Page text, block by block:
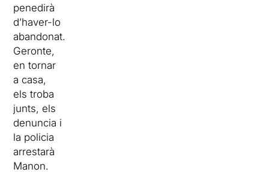
penedirà
d’haver-lo
abandonat.
Geronte,
en tornar
a casa,
els troba
junts, els
denuncia i
la policia
arrestarà
Manon.